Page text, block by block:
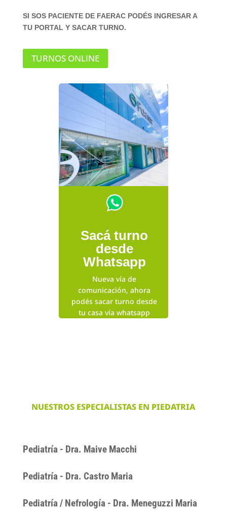
SI SOS PACIENTE DE FAERAC PODÉS INGRESAR A
TU PORTAL Y SACAR TURNO.
TURNOS ONLINE
Sacá turno
desde
Whatsapp
Nueva vía de
comunicación, ahora
podés sacar turno desde
tu casa vía whatsapp
NUESTROS ESPECIALISTAS EN PIEDATRIA
Pediatría - Dra. Maive Macchi
Pediatría - Dra. Castro Maria
Pediatría / Nefrología - Dra. Meneguzzi Maria